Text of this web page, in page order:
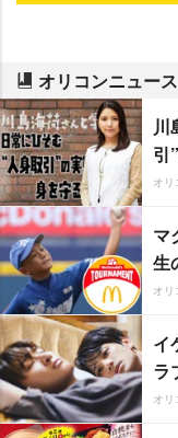
オリコンニュー
川
引
オリ
マ
生
オリ
イ
ラ
オリ